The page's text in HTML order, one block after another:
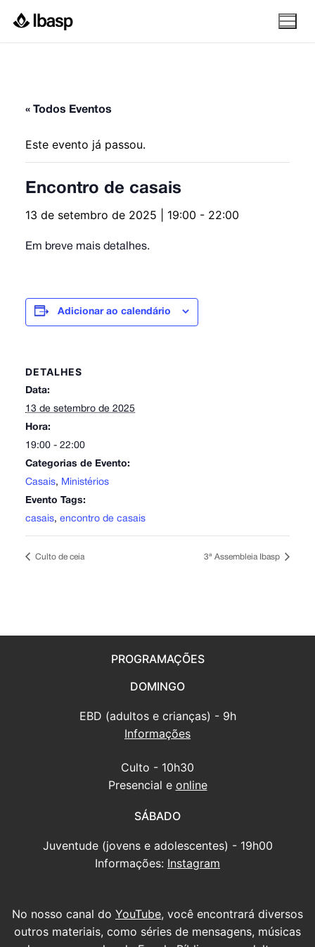
para
« Todos Eventos
Este evento já passou.
Encontro de casais
13 de setembro de 2025 | 19:00 - 22:00
Em breve mais detalhes.
Adicionar ao calendário
DETALHES
Data:
13 de setembro de 2025
Hora:
19:00 - 22:00
Categorias de Evento:
Casais, Ministérios
Evento Tags:
casais, encontro de casais
Culto de ceia 3ª Assembleia Ibasp
PROGRAMAÇÕES
DOMINGO
EBD (adultos e crianças) - 9h
Informações
Culto - 10h30
Presencial e online
SÁBADO
Juventude (jovens e adolescentes) - 19h00
Informações: Instagram
No nosso canal do YouTube, você encontrará diversos
outros materiais, como séries de mensagens, músicas